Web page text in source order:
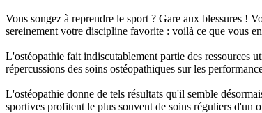
Vous songez à reprendre le sport ? Gare aux blessures !
sereinement votre discipline favorite : voilà ce que vous
L'ostéopathie fait indiscutablement partie des ressources
répercussions des soins ostéopathiques sur les
L'ostéopathie donne de tels résultats qu'il semble
sportives profitent le plus souvent de soins réguliers d'un